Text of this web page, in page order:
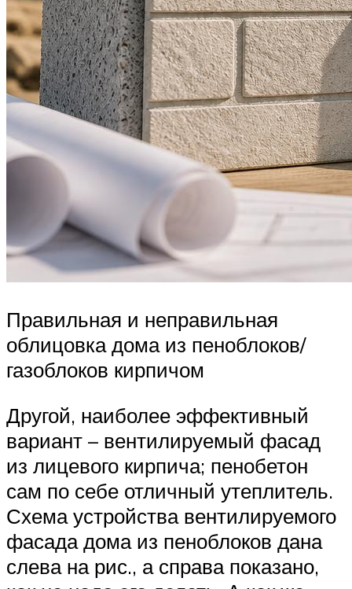
Правильная и неправильная
облицовка дома из пеноблоков/
газоблоков кирпичом
Другой, наиболее эффективный
вариант – вентилируемый фасад
из лицевого кирпича; пенобетон
сам по себе отличный утеплитель.
Схема устройства вентилируемого
фасада дома из пеноблоков дана
слева на рис., а справа показано,